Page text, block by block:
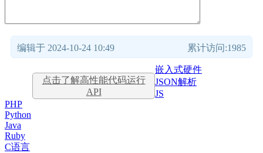
编辑于 2024-10-24 10:49 累计访问:1985
点击了解高性能代码运行
API
嵌入式硬件
JSON解析
JS
PHP
Python
Java
Ruby
C语言